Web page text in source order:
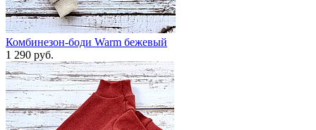
Комбинезон-боди Warm бежевый
1 290 руб.